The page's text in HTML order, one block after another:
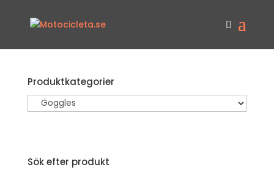
Produktkategorier
Sök efter produkt